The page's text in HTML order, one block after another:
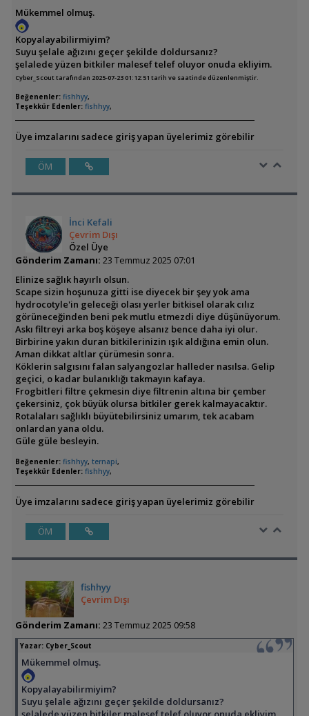
Mükemmel olmuş.
Kopyalayabilirmiyim?
Suyu şelale ağızını geçer şekilde doldursanız?
şelalede yüzen bitkiler malesef telef oluyor onuda ekliyim.
Cyber_Scout tarafından 2025-07-23 01:12:51 tarih ve saatinde düzenlenmiştir.
Beğenenler: fishhyy,
Teşekkür Edenler: fishhyy,
Üye imzalarını sadece giriş yapan üyelerimiz görebilir
ÖM
İnci Kefali
Çevrim Dışı
Özel Üye
Gönderim Zamanı: 23 Temmuz 2025 07:01
Elinize sağlık hayırlı olsun.
Scape sizin hoşunuza gitti ise diyecek bir şey yok ama
hydrocotyle'in geleceği olası yerler bitkisel olarak cılız
görüneceğinden beni pek mutlu etmezdi diye düşünüyorum.
Askı filtreyi arka boş köşeye alsanız bence daha iyi olur.
Birbirine yakın duran bitkilerinizin ışık aldığına emin olun.
Aman dikkat altlar çürümesin sonra.
Köklerin salgısını falan salyangozlar halleder nasılsa. Gelip
geçici, o kadar bulanıklığı takmayın kafaya.
Frogbitleri filtre çekmesin diye filtrenin altına bir çember
çekersiniz, çok büyük olursa bitkiler gerek kalmayacaktır.
Rotalaları sağlıklı büyütebilirsiniz umarım, tek acabam
onlardan yana oldu.
Güle güle besleyin.
Beğenenler: fishhyy, ternapi,
Teşekkür Edenler: fishhyy,
Üye imzalarını sadece giriş yapan üyelerimiz görebilir
ÖM
fishhyy
Çevrim Dışı
Gönderim Zamanı: 23 Temmuz 2025 09:58
Yazar: Cyber_Scout
Mükemmel olmuş.
Kopyalayabilirmiyim?
Suyu şelale ağızını geçer şekilde doldursanız?